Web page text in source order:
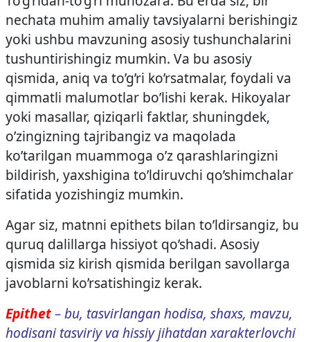
nechata muhim amaliy tavsiyalarni berishingiz
yoki ushbu mavzuning asosiy tushunchalarini
tushuntirishingiz mumkin. Va bu asosiy
qismida, aniq va to’g’ri ko’rsatmalar, foydali va
qimmatli malumotlar bo’lishi kerak. Hikoyalar
yoki masallar, qiziqarli faktlar, shuningdek,
o’zingizning tajribangiz va maqolada
ko’tarilgan muammoga o’z qarashlaringizni
bildirish, yaxshigina to’ldiruvchi qo’shimchalar
sifatida yozishingiz mumkin.
Agar siz, matnni epithets bilan to’ldirsangiz, bu
quruq dalillarga hissiyot qo’shadi. Asosiy
qismida siz kirish qismida berilgan savollarga
javoblarni ko’rsatishingiz kerak.
Epithet– bu, tasvirlangan hodisa, shaxs, mavzu,
hodisani tasviriy va hissiy jihatdan xarakterlovchi